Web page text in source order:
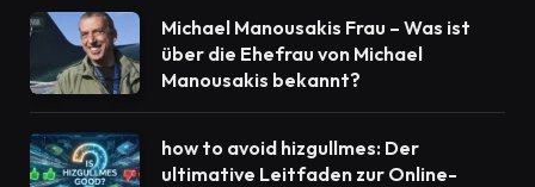
Michael Manousakis Frau – Was ist
über die Ehefrau von Michael
Manousakis bekannt?
how to avoid hizgullmes: Der
ultimative Leitfaden zur Online-